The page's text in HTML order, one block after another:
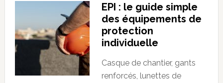
carte
en
direct
est
médiation
familiale
dans
le
Grand
EPI : le guide simple
des équipements de
protection
individuelle
Casque de chantier, gants
renforcés, lunettes de